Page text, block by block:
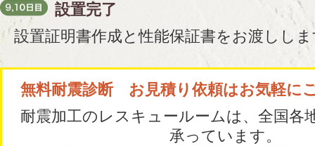
設置完了
設置証明書作成と性能保証書をお渡しし
無料耐震診断 お見積り依頼はお気軽に
耐震加工のレスキュールームは、全国各
承っています。